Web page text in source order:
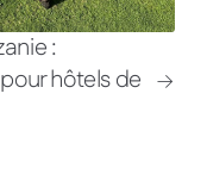
:
hôtels de